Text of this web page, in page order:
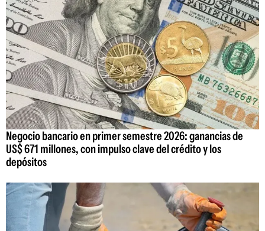
Negocio bancario en primer semestre 2026: ganancias de
US$ 671 millones, con impulso clave del crédito y los
depósitos